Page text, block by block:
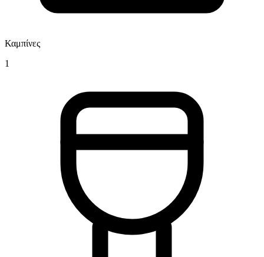
Καμπίνες
1